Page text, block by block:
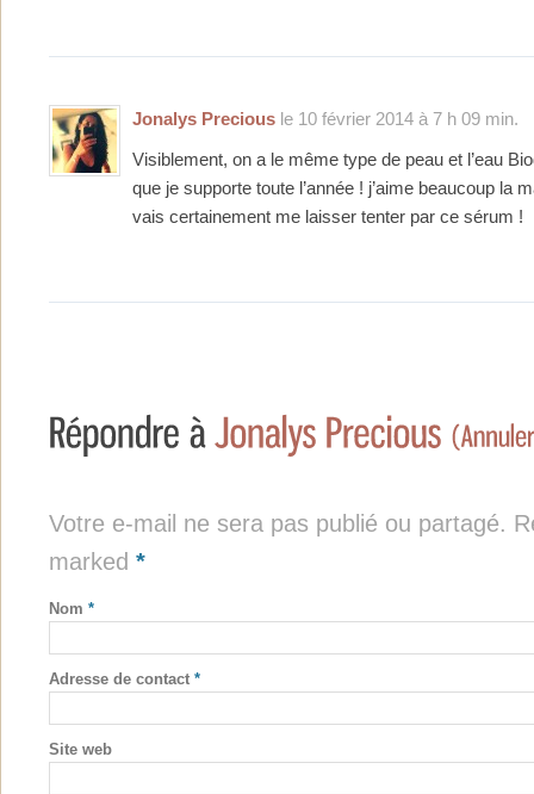
Jonalys Precious le 10 février 2014 à 7 h 09 min.
Visiblement, on a le même type de peau et l’eau
que je supporte toute l’année ! j’aime beaucoup la
vais certainement me laisser tenter par ce sérum !
Votre e-mail ne sera pas publié ou partagé.
marked *
Nom *
Adresse de contact *
Site web